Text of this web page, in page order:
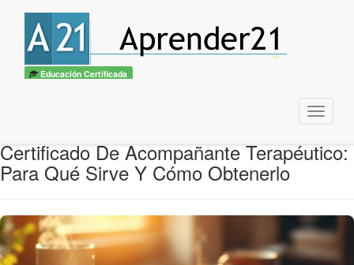
Educación Certificada
Menu
Certificado De Acompañante Terapéutico:
Para Qué Sirve Y Cómo Obtenerlo